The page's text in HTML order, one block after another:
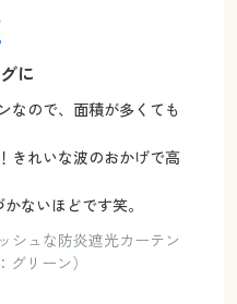
に
なので、面積が多くても
きれいな波のおかげで高
ないほどです笑。
シュな防炎遮光カーテン
グリーン）